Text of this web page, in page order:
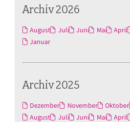
Archiv 2026
August Juli Juni Mai April
Januar
Archiv 2025
Dezember November Oktober
August
Juli Juni Mai April